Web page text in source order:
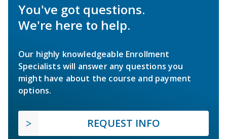
You've got questions.
We're here to help.
Our highly knowledgeable Enrollment
Specialists will answer any questions you
might have about the course and payment
options.
REQUEST INFO